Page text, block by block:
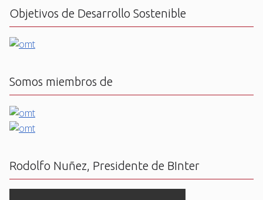
Objetivos de Desarrollo Sostenible
Somos miembros de
Rodolfo Nuñez, Presidente de BInter